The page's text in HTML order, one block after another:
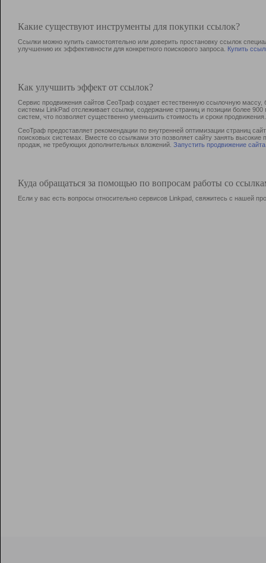
Какие существуют инструменты для покупки ссылок?
Ссылки можно купить самостоятельно или доверить простановку ссылок
улучшению их эффективности для конкретного поискового запроса. Купить
Как улучшить эффект от ссылок?
Сервис продвижения сайтов СеоТраф создает естественную ссылочную
системы LinkPad отслеживает ссылки, содержание страниц и позиции более
систем, что позволяет существенно уменьшить стоимость и сроки продвижения.
СеоТраф предоставляет рекомендации по внутренней оптимизации страниц
поисковых системах. Вместе со ссылками это позволяет сайту занять
продаж, не требующих дополнительных вложений. Запустить продвижение сайта
Куда обращаться за помощью по вопросам работы со
Если у вас есть вопросы относительно сервисов Linkpad, свяжитесь с нашей